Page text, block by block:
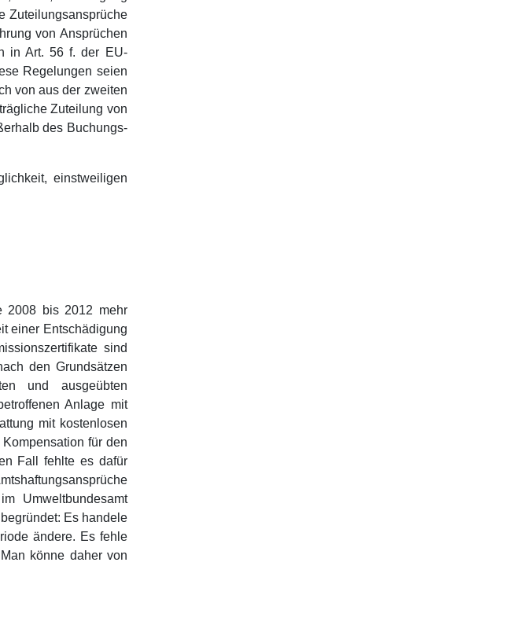
Zuteilungsansprüche
von Ansprüchen
in Art. 56 f. der EU-
Regelungen seien
von aus der zweiten
Zuteilung von
des Buchungs-
einstweiligen
2008 bis 2012 mehr
einer Entschädigung
sind
den Grundsätzen
und ausgeübten
Anlage mit
mit kostenlosen
für den
Fall fehlte es dafür
Umweltbundesamt
Es handele
ändere. Es fehle
könne daher von